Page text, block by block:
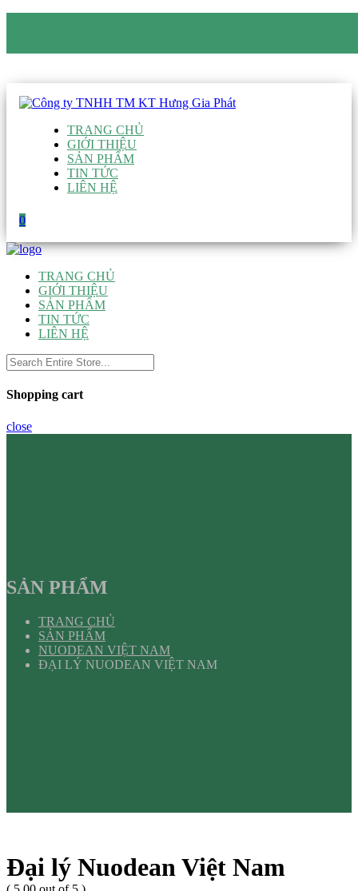
TRANG CHỦ
GIỚI THIỆU
SẢN PHẨM
TIN TỨC
LIÊN HỆ
0
TRANG CHỦ
GIỚI THIỆU
SẢN PHẨM
TIN TỨC
LIÊN HỆ
Shopping cart
close
SẢN PHẨM
TRANG CHỦ
SẢN PHẨM
NUODEAN VIỆT NAM
ĐẠI LÝ NUODEAN VIỆT NAM
Đại lý Nuodean Việt Nam